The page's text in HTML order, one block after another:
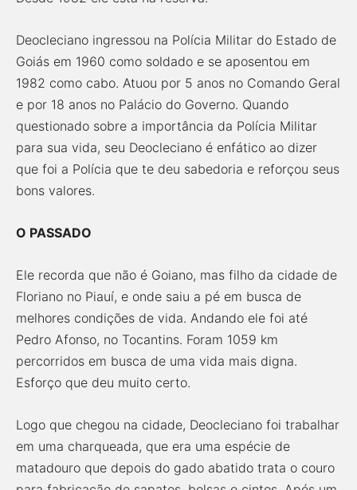
Deocleciano ingressou na Polícia Militar do Estado de
Goiás em 1960 como soldado e se aposentou em
1982 como cabo. Atuou por 5 anos no Comando Geral
e por 18 anos no Palácio do Governo. Quando
questionado sobre a importância da Polícia Militar
para sua vida, seu Deocleciano é enfático ao dizer
que foi a Polícia que te deu sabedoria e reforçou seus
bons valores.
O PASSADO
Ele recorda que não é Goiano, mas filho da cidade de
Floriano no Piauí, e onde saiu a pé em busca de
melhores condições de vida. Andando ele foi até
Pedro Afonso, no Tocantins. Foram 1059 km
percorridos em busca de uma vida mais digna.
Esforço que deu muito certo.
Logo que chegou na cidade, Deocleciano foi trabalhar
em uma charqueada, que era uma espécie de
matadouro que depois do gado abatido trata o couro